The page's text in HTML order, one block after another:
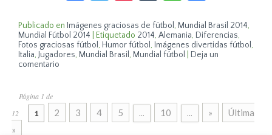
Publicado en Imágenes graciosas de fútbol , Mundial Brasil 2014,
Mundial Fútbol 2014
Etiquetado 2014,Alemania, Diferencias,
Fotos graciosas fútbol , Humor fútbol , Imágenes divertidas fútbol ,
Italia, Jugadores, Mundial Brasil , Mundial fútbol
Deja un
comentario
Página 1 de
12
1 2 3 4 5 10 »
Última
»